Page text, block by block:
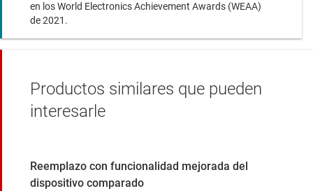
en los World Electronics Achievement Awards (WEAA)
de 2021.
Productos similares que pueden
interesarle
Reemplazo con funcionalidad mejorada del
dispositivo comparado